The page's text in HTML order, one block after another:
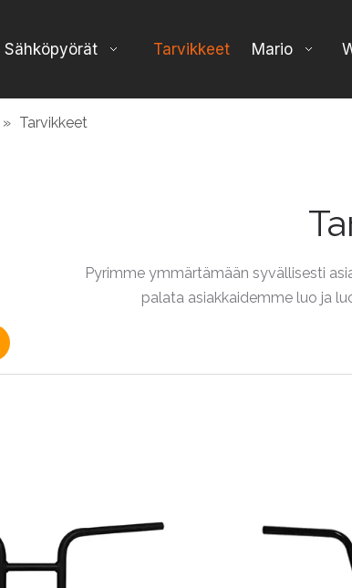
Sähköpyörät Tarvikkeet Mario
» Tarvikkeet
Pyrimme ymmärtämään syvällisesti
palata asiakkaidemme luo ja